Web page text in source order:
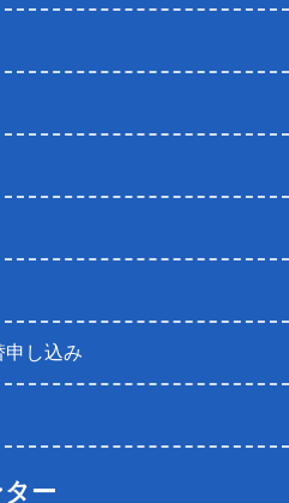
申し込み
ー